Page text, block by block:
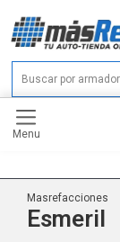
Menu
Masrefacciones
Esmeril